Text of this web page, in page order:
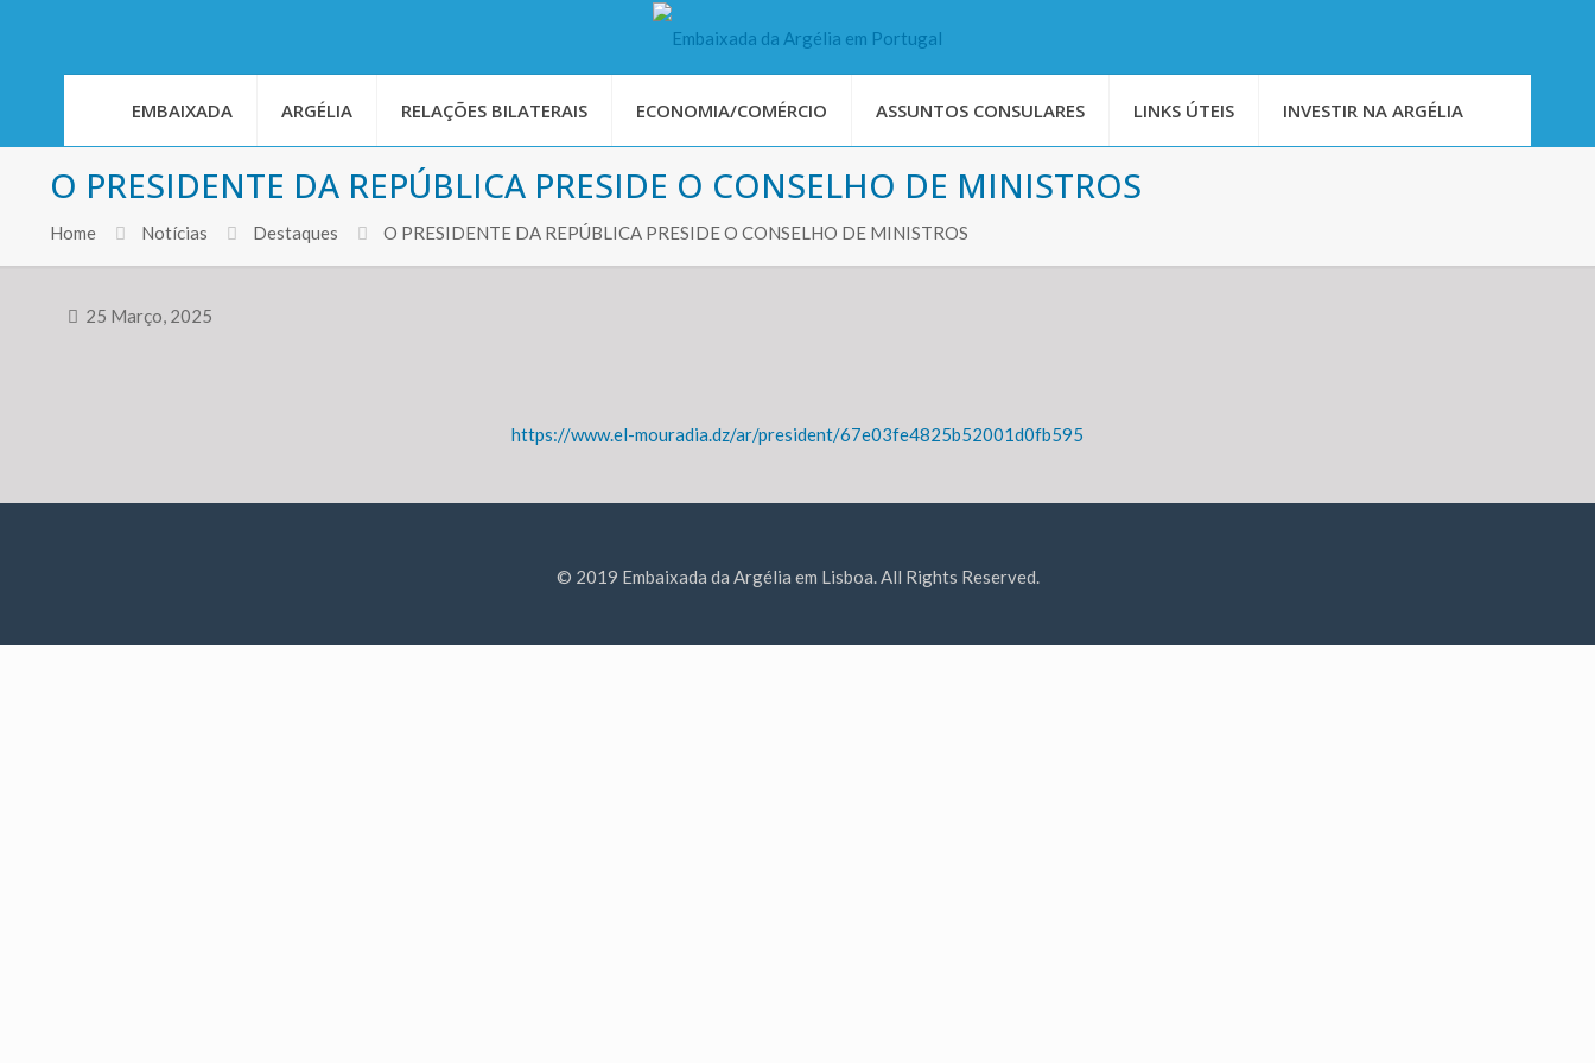
EMBAIXADA ARGÉLIA RELAÇÕES BILATERAIS ECONOMIA/COMÉRCIO ASSUNTOS CONSULARES LINKS ÚTEIS INVESTIR NA ARGÉLIA
O PRESIDENTE DA REPÚBLICA PRESIDE O CONSELHO DE MINISTROS
Home Notícias Destaques O PRESIDENTE DA REPÚBLICA PRESIDE O CONSELHO DE MINISTROS
25 Março, 2025
https://www.el-mouradia.dz/ar/president/67e03fe4825b52001d0fb595
© 2019 Embaixada da Argélia em Lisboa. All Rights Reserved.